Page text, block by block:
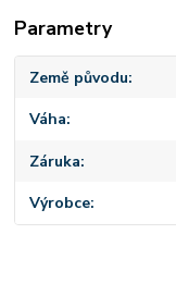
Parametry
Země původu
Váha
Záruka
Výrobce